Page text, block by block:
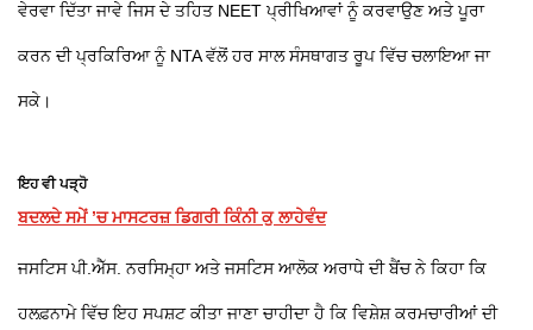
ਵੇਰਵਾ ਦਿੱਤਾ ਜਾਵੇ ਜਿਸ ਦੇ ਤਹਿਤ NEET ਪ੍ਰੀਖਿਆਵਾਂ ਨੂੰ ਕਰਵਾਉਣ ਅਤੇ ਪੂਰਾ
ਕਰਨ ਦੀ ਪ੍ਰਕਿਰਿਆ ਨੂੰ NTA ਵੱਲੋਂ ਹਰ ਸਾਲ ਸੰਸਥਾਗਤ ਰੂਪ ਵਿੱਚ ਚਲਾਇਆ ਜਾ
ਸਕੇ।
ਇਹ ਵੀ ਪੜ੍ਹੋ
ਬਦਲਦੇ ਸਮੇਂ ’ਚ ਮਾਸਟਰਜ਼ ਡਿਗਰੀ ਕਿੰਨੀ ਕੁ ਲਾਹੇਵੰਦ
ਜਸਟਿਸ ਪੀ.ਐੱਸ. ਨਰਸਿਮ੍ਹਾ ਅਤੇ ਜਸਟਿਸ ਆਲੋਕ ਅਰਾਧੇ ਦੀ ਬੈਂਚ ਨੇ ਕਿਹਾ ਕਿ
ਹਲਫ਼ਨਾਮੇ ਵਿੱਚ ਇਹ ਸਪਸ਼ਟ ਕੀਤਾ ਜਾਣਾ ਚਾਹੀਦਾ ਹੈ ਕਿ ਵਿਸ਼ੇਸ਼ ਕਰਮਚਾਰੀਆਂ ਦੀ